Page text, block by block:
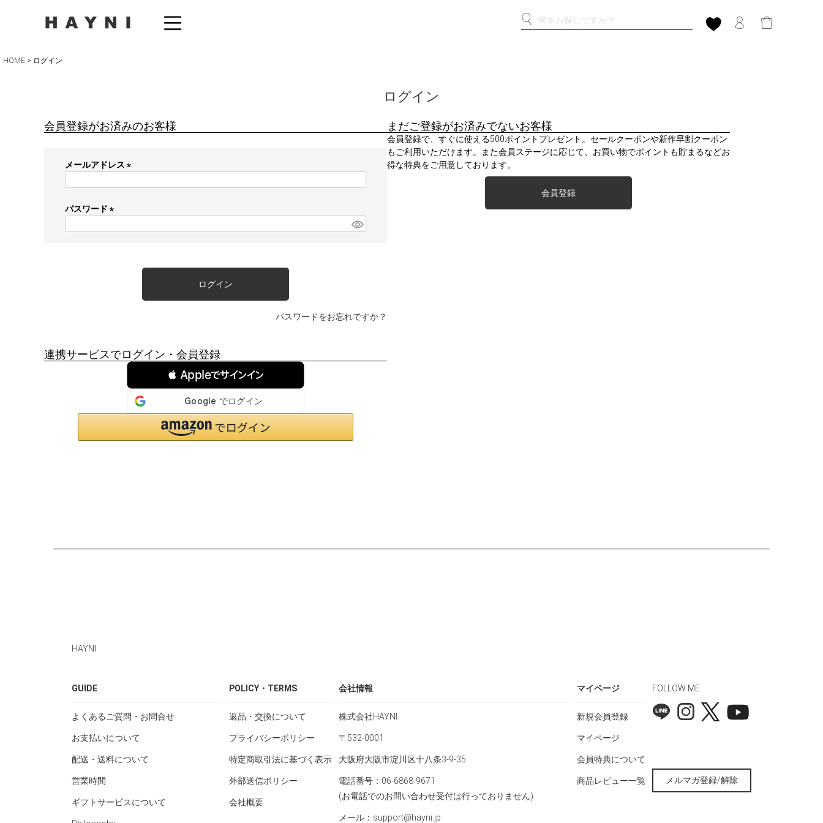
HOME ログイン
ログイン
会員登録がお済みのお客様
メールアドレス
)
パスワード
ログイン
パスワードをお忘れですか？
連携サービスでログイン・会員登録
 Appleでサインイン
まだご登録がお済みでないお客様
会員登録で、すぐに使える500ポイントプレゼント。セールクーポンや新作早割クーポン
もご利用いただけます。また会員ステージに応じて、お買い物でポイントも貯まるなどお
得な特典をご用意しております。
会員登録
HAYNI
GUIDE
よくあるご質問・お問合せ
お支払いについて
配送・送料について
営業時間
ギフトサービスについて
POLICY・TERMS
返品・交換について
プライバシーポリシー
特定商取引法に基づく表示
外部送信ポリシー
会社概要
会社情報
株式会社HAYNI
〒532-0001
大阪府大阪市淀川区十八条3-9-35
電話番号：06-6868-9671
(お電話でのお問い合わせ受付は行っておりません)
メール：support@hayni.jp
マイページ
新規会員登録
マイページ
会員特典について
商品レビュー一覧
FOLLOW ME
メルマガ登録/解除